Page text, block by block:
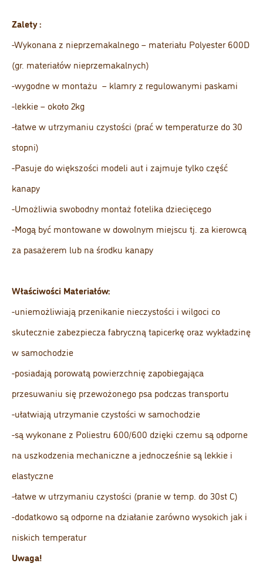
Zalety :
-Wykonana z nieprzemakalnego – materiału Polyester 600D
(gr. materiałów nieprzemakalnych)
-wygodne w montażu – klamry z regulowanymi paskami
-lekkie – około 2kg
-łatwe w utrzymaniu czystości (prać w temperaturze do 30
stopni)
-Pasuje do większości modeli aut i zajmuje tylko część
kanapy
-Umożliwia swobodny montaż fotelika dziecięcego
-Mogą być montowane w dowolnym miejscu tj. za kierowcą
za pasażerem lub na środku kanapy
Właściwości Materiałów:
-uniemożliwiają przenikanie nieczystości i wilgoci co
skutecznie zabezpiecza fabryczną tapicerkę oraz wykładzinę
w samochodzie
-posiadają porowatą powierzchnię zapobiegająca
przesuwaniu się przewożonego psa podczas transportu
-ułatwiają utrzymanie czystości w samochodzie
-są wykonane z Poliestru 600/600 dzięki czemu są odporne
na uszkodzenia mechaniczne a jednocześnie są lekkie i
elastyczne
-łatwe w utrzymaniu czystości (pranie w temp. do 30st C)
-dodatkowo są odporne na działanie zarówno wysokich jak i
niskich temperatur
Uwaga!